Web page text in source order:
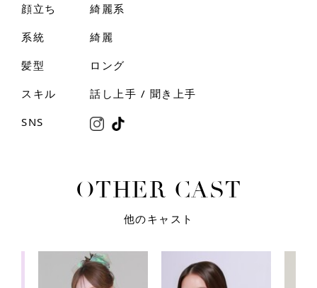
顔立ち
綺麗系
系統
綺麗
髪型
ロング
スキル
話し上手 / 聞き上手
SNS
OTHER CAST
他のキャスト